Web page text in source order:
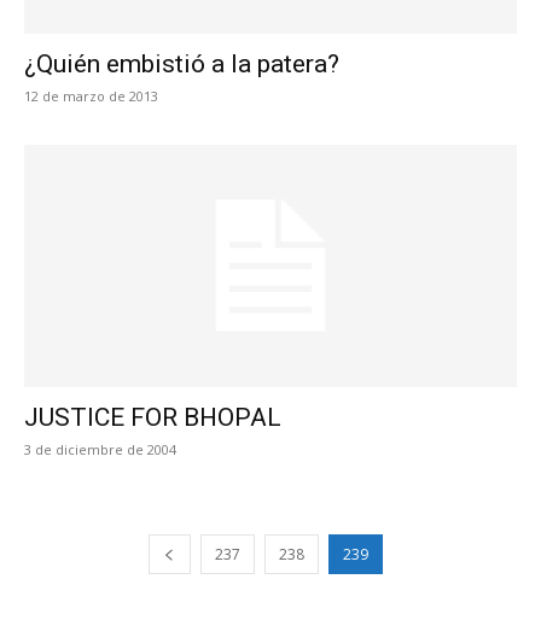
¿Quién embistió a la patera?
12 de marzo de 2013
JUSTICE FOR BHOPAL
3 de diciembre de 2004
237 238 239